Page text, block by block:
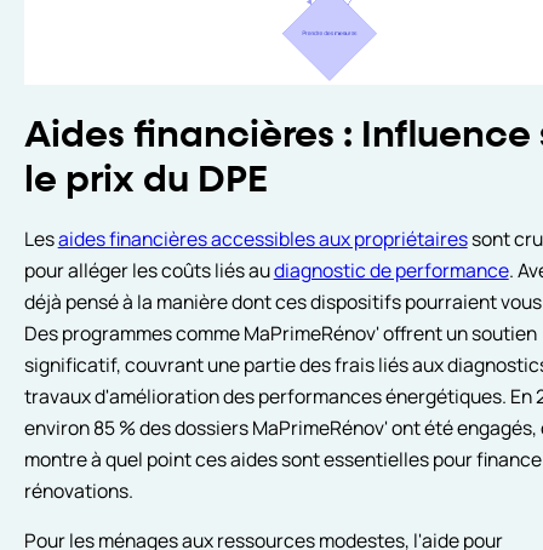
Aides financières : Influence
le prix du DPE
Lesaides financières accessibles aux propriétairessont
pour alléger les coûts liés audiagnostic de performance.
déjà pensé à la manière dont ces dispositifs pourraient
Des programmes comme MaPrimeRénov' offrent un soutien
significatif, couvrant une partie des frais liés aux
travaux d'amélioration des performances énergétiques. En
environ 85 % des dossiers MaPrimeRénov' ont été engagés,
montre à quel point ces aides sont essentielles pour
rénovations.
Pour les ménages aux ressources modestes, l'aide pour